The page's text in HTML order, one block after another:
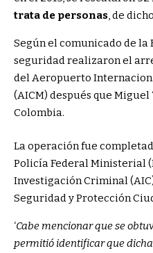
trata de personas, de
Según el comunicado de la
seguridad realizaron el
del Aeropuerto
(AICM) después que Miguel
Colombia.
La operación fue
Policía Federal Ministerial
Investigación Criminal
Seguridad y Protección
‘Cabe mencionar que se
permitió identificar que